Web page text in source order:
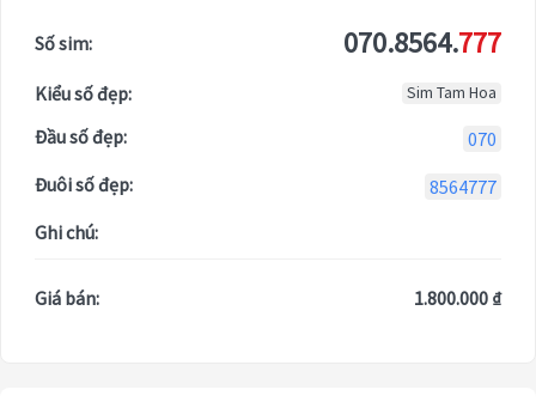
Số sim: 070.8564.777
Kiểu số đẹp: Sim Tam Hoa
Đầu số đẹp:
070
Đuôi số đẹp:
8564777
Ghi chú:
Giá bán: 1.800.000 ₫